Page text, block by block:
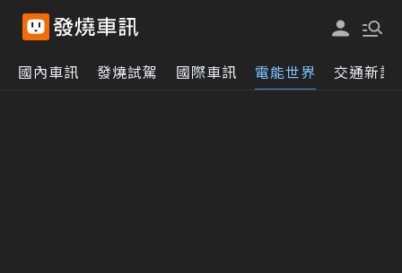
國內車訊 發燒試駕 國際車訊 電能世界 交通新訊